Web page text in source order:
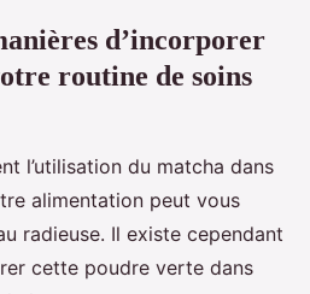
d’incorporer
routine de soins
l’utilisation du matcha dans
alimentation peut vous
radieuse. Il existe cependant
cette poudre verte dans